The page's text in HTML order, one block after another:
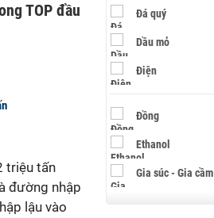
TOP đầu
triệu tấn
đường nhập
lậu vào
Đá quý
Dầu mỏ
Điện
Đồng
Ethanol
Gia súc - Gia cầm